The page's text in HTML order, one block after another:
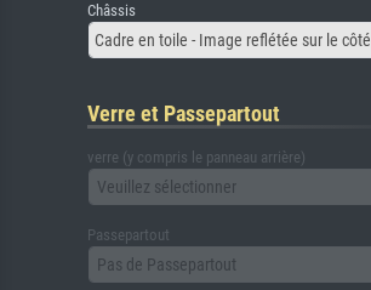
Châssis
Cadre en toile - Image reflétée sur le côté
Verre et Passepartout
verre (y compris le panneau arrière)
Veuillez sélectionner
Passepartout
Pas de Passepartout